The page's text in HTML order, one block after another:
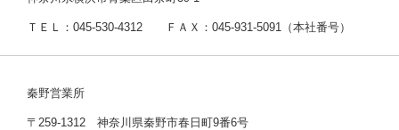
ＴＥＬ：045-530-4312 ＦＡＸ：045-931-5091（本社番号）
秦野営業所
〒259-1312 神奈川県秦野市春日町9番6号